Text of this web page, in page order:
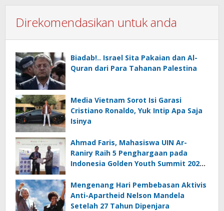
Direkomendasikan untuk anda
Biadab!.. Israel Sita Pakaian dan Al-
Quran dari Para Tahanan Palestina
Media Vietnam Sorot Isi Garasi
Cristiano Ronaldo, Yuk Intip Apa Saja
Isinya
Ahmad Faris, Mahasiswa UIN Ar-
Raniry Raih 5 Penghargaan pada
Indonesia Golden Youth Summit 2026
Mengenang Hari Pembebasan Aktivis
Anti-Apartheid Nelson Mandela
Setelah 27 Tahun Dipenjara